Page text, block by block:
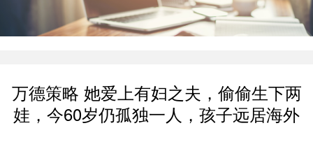
万德策略 她爱上有妇之夫，偷偷生下两
娃，今60岁仍孤独一人，孩子远居海外